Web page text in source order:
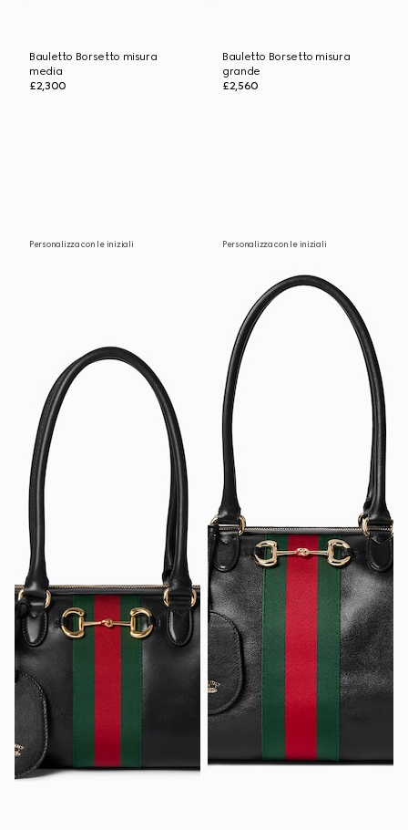
Bauletto Borsetto misura
media
£2,300
Bauletto Borsetto misura
grande
£2,560
Personalizza con le iniziali Personalizza con le iniziali